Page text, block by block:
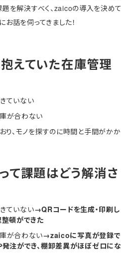
題を解決すべく、zaicoの導入を決めて
話を伺ってきました！
えていた在庫管理
ていない
が合わない
り、モノを探すのに時間と手間がかか
て課題はどう解消さ
ていない→QRコードを生成・印刷し
整頓ができた
が合わない→zaicoに写真が登録で
発注ができ、棚卸差異がほぼゼロにな